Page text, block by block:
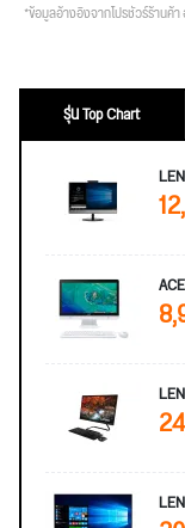
*ข้อมูลอ้างอิงจากโปรชัวร์ร้านค้
รุ่น Top Chart